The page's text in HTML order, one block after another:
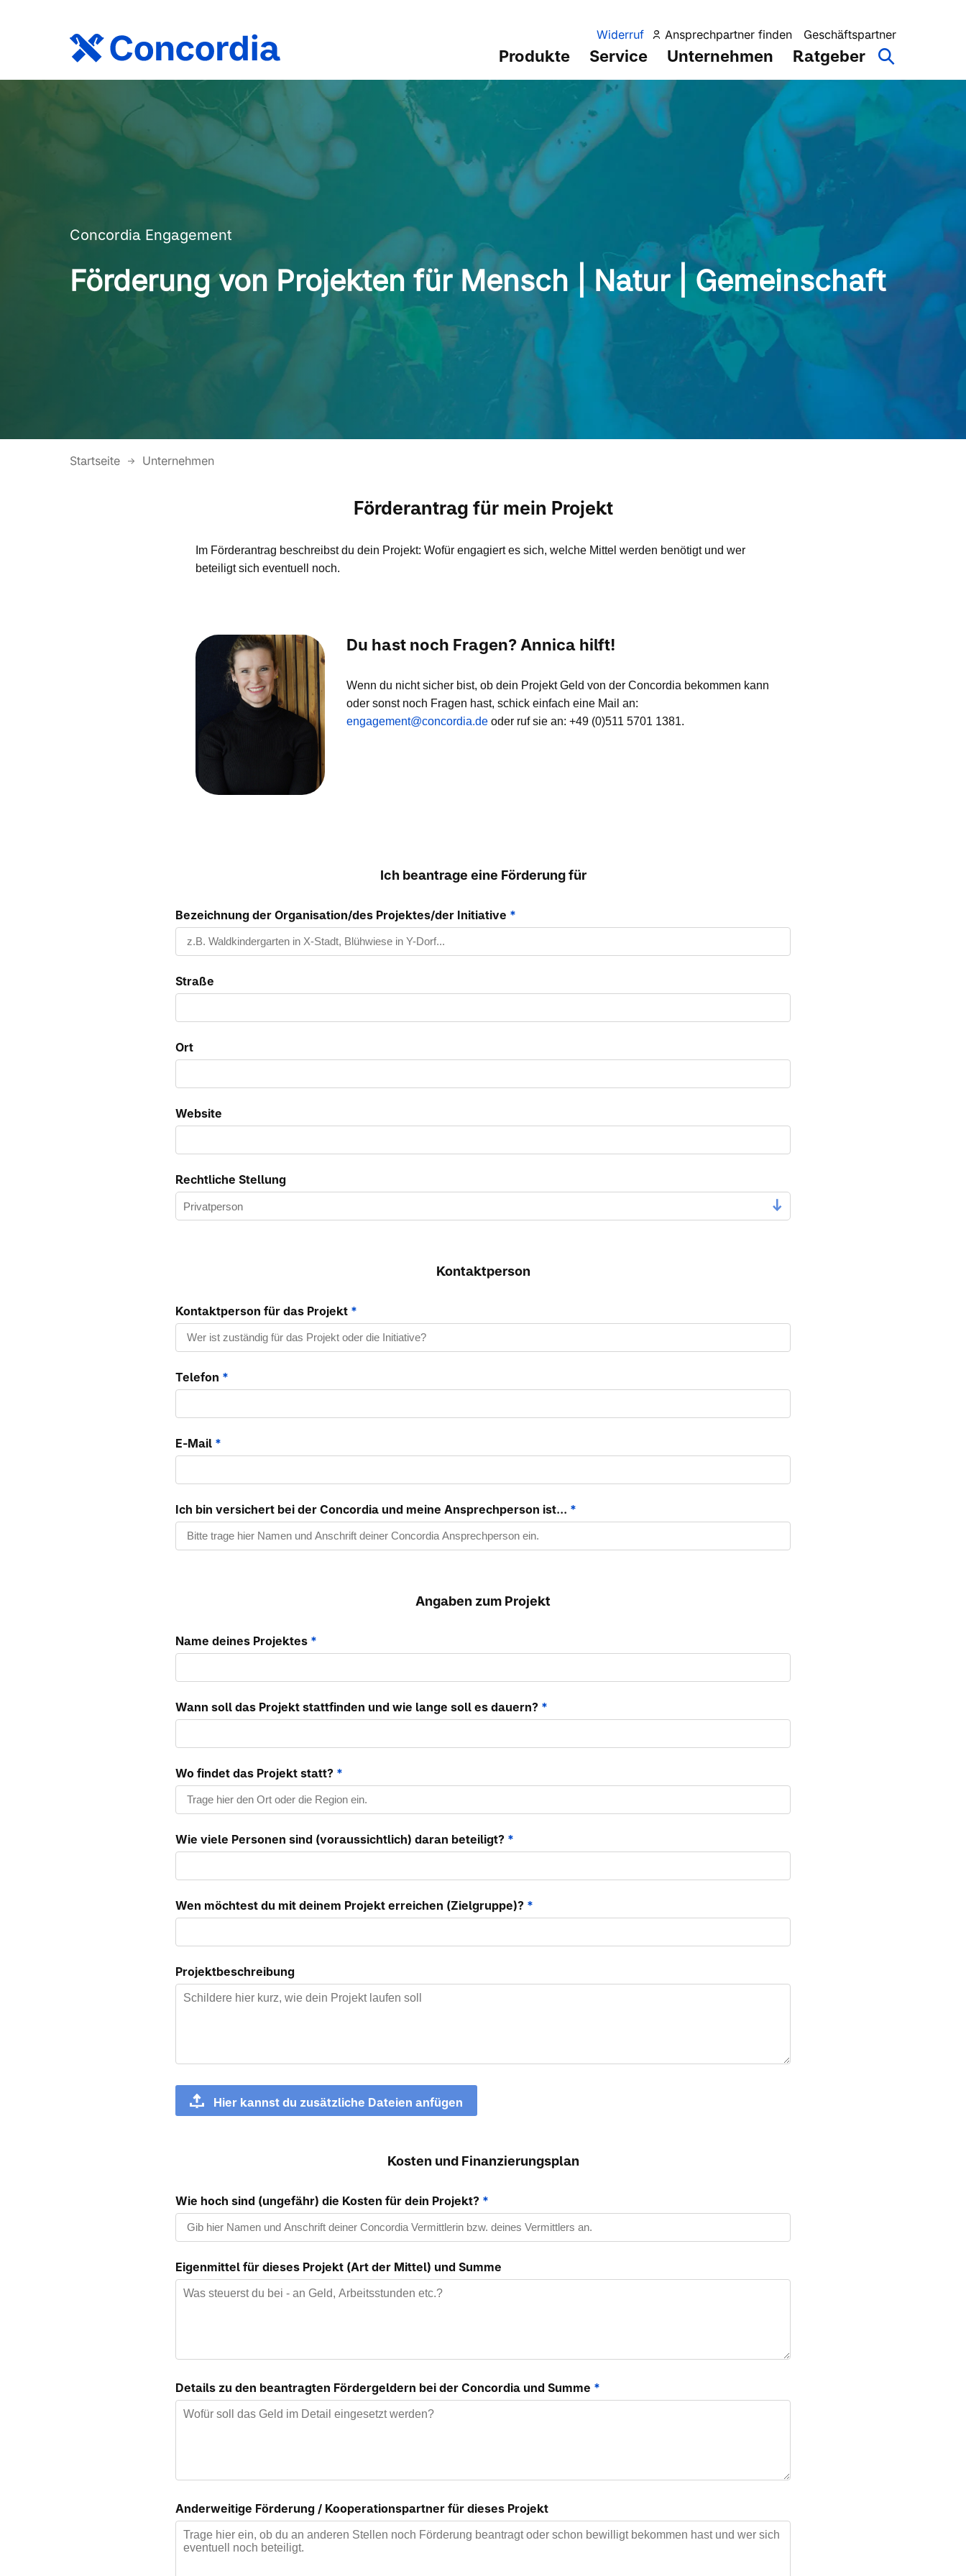
Widerruf Ansprechpartner finden Geschäftspartner
Produkte Service Unternehmen Ratgeber
Concordia Engagement
Förderung von Projekten für Mensch | Natur | Gemeinschaft
Startseite Unternehmen
Förderantrag für mein Projekt
Im Förderantrag beschreibst du dein Projekt: Wofür engagiert es sich, welche Mittel werden benötigt und wer
beteiligt sich eventuell noch.
Du hast noch Fragen? Annica hilft!
Wenn du nicht sicher bist, ob dein Projekt Geld von der Concordia bekommen kann
oder sonst noch Fragen hast, schick einfach eine Mail an:
engagement@concordia.de oder ruf sie an: +49 (0)511 5701 1381.
Ich beantrage eine Förderung für
Bezeichnung der Organisation/des Projektes/der Initiative *
Straße
Ort
Website
Rechtliche Stellung
Kontaktperson
Kontaktperson für das Projekt *
Telefon *
E-Mail *
Ich bin versichert bei der Concordia und meine Ansprechperson ist... *
Angaben zum Projekt
Name deines Projektes *
Wann soll das Projekt stattfinden und wie lange soll es dauern? *
Wo findet das Projekt statt? *
Wie viele Personen sind (voraussichtlich) daran beteiligt? *
Wen möchtest du mit deinem Projekt erreichen (Zielgruppe)? *
Projektbeschreibung
Hier kannst du zusätzliche Dateien anfügen
Kosten und Finanzierungsplan
Wie hoch sind (ungefähr) die Kosten für dein Projekt? *
Eigenmittel für dieses Projekt (Art der Mittel) und Summe
Details zu den beantragten Fördergeldern bei der Concordia und Summe *
Anderweitige Förderung / Kooperationspartner für dieses Projekt